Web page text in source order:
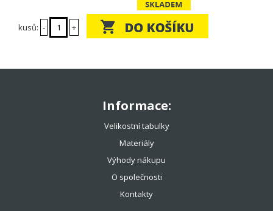
kusů: - +
Informace:
Velikostní tabulky
Materiály
Výhody nákupu
O společnosti
Kontakty